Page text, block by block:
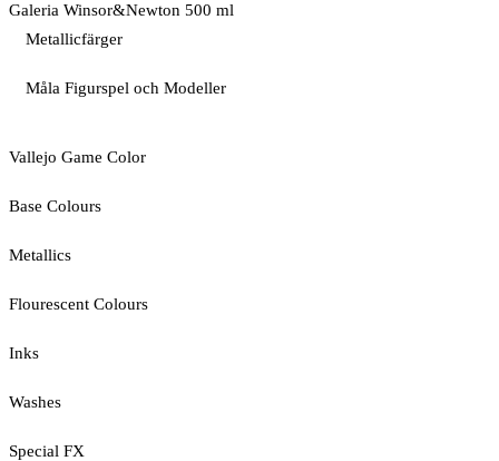
Galeria Winsor&Newton 500 ml
Metallicfärger
Måla Figurspel och Modeller
Vallejo Game Color
Base Colours
Metallics
Flourescent Colours
Inks
Washes
Special FX